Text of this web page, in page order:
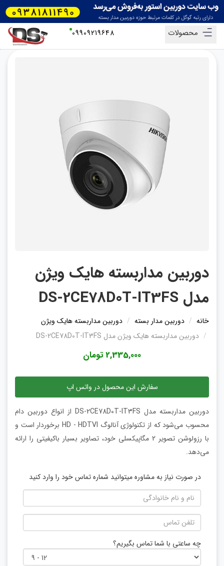
محصولات 09909219648
دوربین مداربسته هایک ویژن
مدل DS-2CE78D0T-IT3FS
خانه دوربین مدار بسته
دوربین مداربسته هایک ویژن
دوربین مداربسته هایک ویژن مدل DS-2CE78D0T-IT3FS
2,335,000 تومان
سفارش این محصول در واتس اپ
دوربین مداربسته مدل DS-2CE78D0T-IT3FS از انواع دوربین دام
محسوب می‌شود که از تکنولوژی آنالوگ HD - HDTVI برخوردار است و
با رزولوشن تصویر 2 مگاپیکسلی خود، تصاویر بسیار باکیفیتی را ارائه
می‌دهد.
در صورت نیاز به مشاوره میتوانید شماره تماس خود را وارد کنید
چه ساعتی با شما تماس بگیریم؟